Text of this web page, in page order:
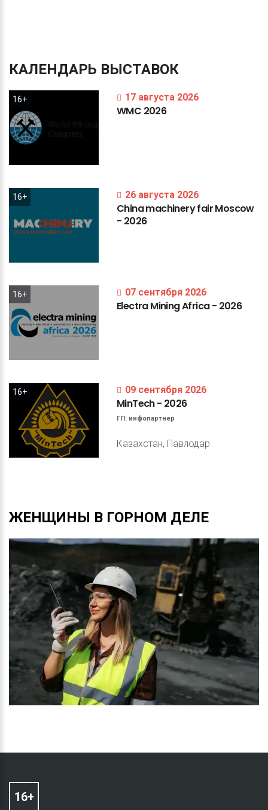
КАЛЕНДАРЬ ВЫСТАВОК
16+ 17 августа 2026
WMC 2026
16+ 26 августа 2026
ChinamachineryfairMoscow
- 2026
16+ 07 сентября 2026
ElectraMiningAfrica- 2026
16+ 09 сентября 2026
MinTech- 2026
ГП: инфопартнер
Казахстан, Павлодар
ЖЕНЩИНЫ В ГОРНОМ ДЕЛЕ